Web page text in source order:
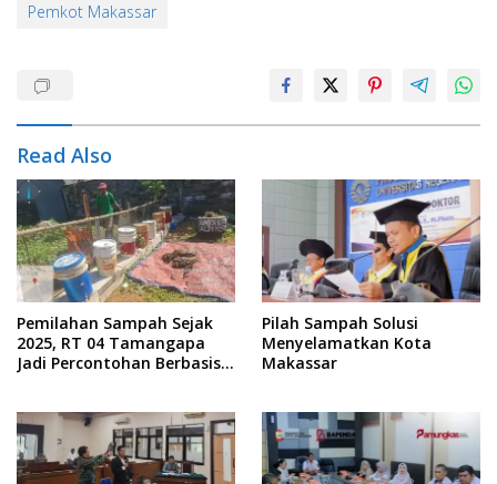
Pemkot Makassar
Read Also
Pemilahan Sampah Sejak
2025, RT 04 Tamangapa
Jadi Percontohan Berbasis
Pilah Sampah Solusi
Menyelamatkan Kota
Makassar